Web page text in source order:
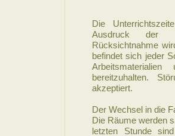
Die
Ausdruck der
Rücksichtnahme
befindet sich jeder
bereitzuhalten.
akzeptiert.
Der Wechsel in die
Die Räume werden
letzten Stunde